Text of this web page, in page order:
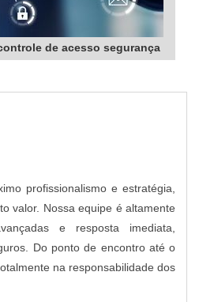
de acesso segurança
profissionalismo e estratégia,
valor. Nossa equipe é altamente
e resposta imediata,
Do ponto de encontro até o
na responsabilidade dos